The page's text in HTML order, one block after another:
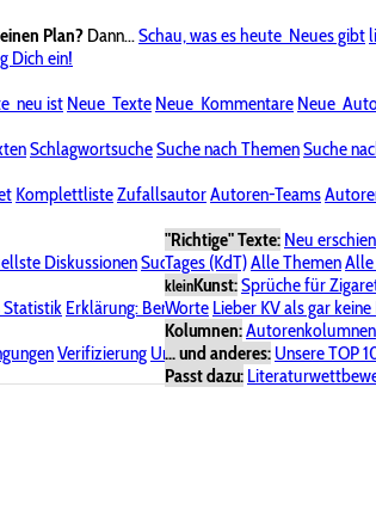
Plan? Dann...Schau, was es heute Neues gibt
Dich ein!
neu ist Neue Texte Neue Kommentare Neue
SchlagwortsucheSuche nach ThemenSuche
KomplettlisteZufallsautorAutoren-Teams
"Richtige" Texte: Neu
Tages (KdT)Alle ThemenAlle
kleinKunst:Sprüche für
Worte Lieber KV als gar
Kolumnen:Autorenkolumnen
... und anderes: Unsere TOP
Passt dazu:
DiskussionenSuche im ForumBereich "KV-
Statistik Erklärung: BenutzersymboleSpende für KV
Verifizierung UrheberrechtAvatare & Bilder